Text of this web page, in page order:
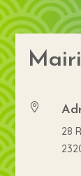

28